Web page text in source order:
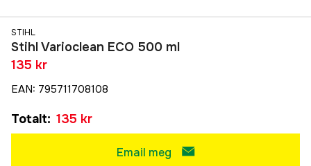
STIHL
Stihl Varioclean ECO 500 ml
135 kr
EAN: 795711708108
Totalt: 135 kr
Email meg